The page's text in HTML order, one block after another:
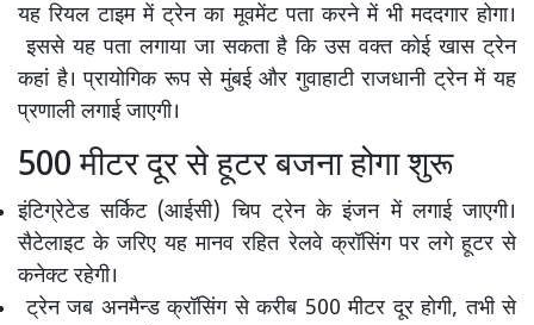
यह रियल टाइम में ट्रेन का मूवमेंट पता करने में भी मददगार होगा।
इससे यह पता लगाया जा सकता है कि उस वक्त कोई खास ट्रेन
कहां है। प्रायोगिक रूप से मुंबई और गुवाहाटी राजधानी ट्रेन में यह
प्रणाली लगाई जाएगी।
500 मीटर दूर से हूटर बजना होगा शुरू
इंटिग्रेटेड सर्किट (आईसी) चिप ट्रेन के इंजन में लगाई जाएगी।
सैटेलाइट के जरिए यह मानव रहित रेलवे क्रॉसिंग पर लगे हूटर से
कनेक्ट रहेगी।
ट्रेन जब अनमैन्ड क्रॉसिंग से करीब 500 मीटर दूर होगी, तभी से